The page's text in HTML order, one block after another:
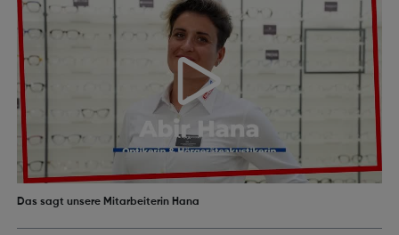
Das sagt unsere Mitarbeiterin Hana